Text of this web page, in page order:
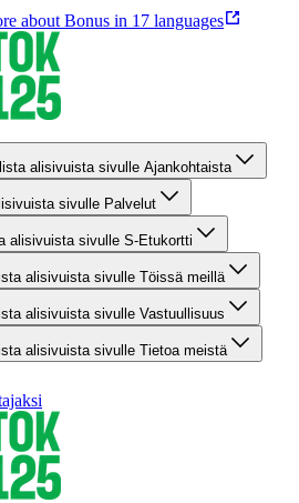
about Bonus in 17 languages
alisivuista sivulle Ajankohtaista
sivulle Palvelut
alisivuista sivulle S-Etukortti
alisivuista sivulle Töissä meillä
alisivuista sivulle Vastuullisuus
alisivuista sivulle Tietoa meistä